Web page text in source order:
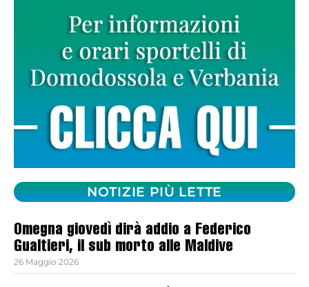
NOTIZIE PIÙ LETTE
Omegna giovedì dirà addio a Federico
Gualtieri, il sub morto alle Maldive
26 Maggio 2026